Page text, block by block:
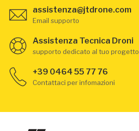
assistenza@jtdrone.com
Email supporto
Assistenza Tecnica Droni
supporto dedicato al tuo progetto
+39 0464 55 77 76
Contattaci per infomazioni